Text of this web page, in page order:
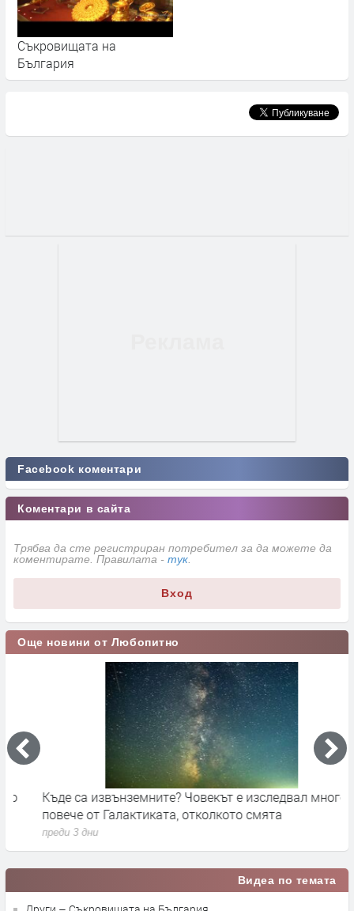
Съкровищата на
България
Facebook коментари
Коментари в сайта
Трябва да сте регистриран потребител за да можете да
коментирате. Правилата - тук
Вход
Още новини от Любопитно
Къде са извънземните? Човекът е изследвал много
повече от Галактиката, отколкото смята
преди 3 дни
Видеа по темата